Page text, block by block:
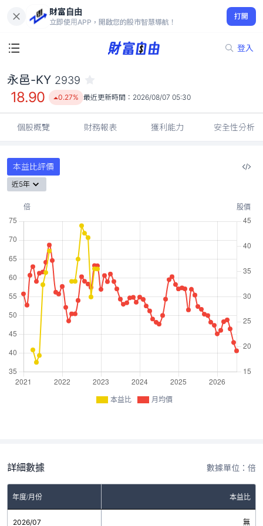
財富自由
立即使用APP，開啟您的股市智慧導航！
打開
登入
18.90
0.27%
永邑-KY 2939
18.90 0.27% 最近更新時間： 2026/08/07 05:30
個股概覽 財務報表 獲利能力 安全性分析
本益比評價
近5年
本益比 月均價
詳細數據 數據單位：倍
年度/月份 本益比
2026/07 無